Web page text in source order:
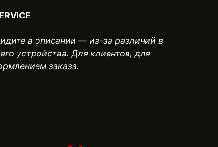
.
в описании — из-за различий в
устройства. Для клиентов, для
заказа.